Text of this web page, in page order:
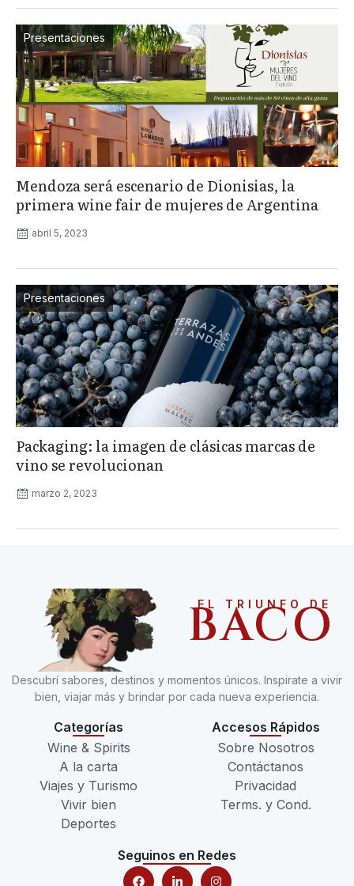
Presentaciones
Mendoza será escenario de Dionisias, la
primera wine fair de mujeres de Argentina
abril 5, 2023
Presentaciones
Packaging: la imagen de clásicas marcas de
vino se revolucionan
marzo 2, 2023
EL TRIUNFO DE
BACO
Descubrí sabores, destinos y momentos únicos. Inspirate a vivir
bien, viajar más y brindar por cada nueva experiencia.
Categorías
Wine & Spirits
A la carta
Viajes y Turismo
Vivir bien
Deportes
Accesos Rápidos
Sobre Nosotros
Contáctanos
Privacidad
Terms. y Cond.
Seguinos en Redes